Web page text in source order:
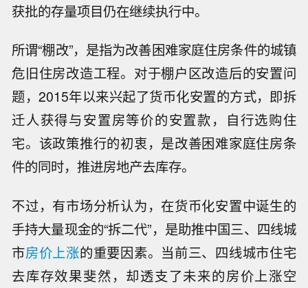
获批的存量项目仍在继续执行中。
所谓“棚改”，是指为改善困难家庭住房条件的城镇
危旧住房改造工程。对于棚户区改造后的安置问
题，2015年以来兴起了货币化安置的方式，即拆
迁人获得与安置房等价的安置款，自行选购住
宅。该政策推行的初衷，是改善困难家庭住房条
件的同时，推进房地产去库存。
不过，有市场分析认为，在货币化安置中诞生的
手持大量现金的“拆二代”，是助推中国三、四线城
市房价上涨的重要因素。当前三、四线城市住宅
去库存效果斐然，却透支了未来的房价上涨空